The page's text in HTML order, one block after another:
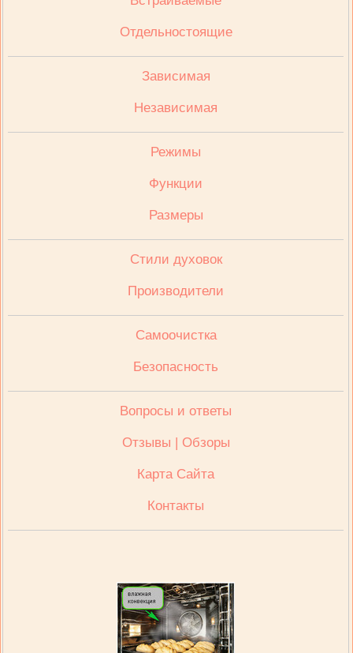
Отдельностоящие
Зависимая
Независимая
Режимы
Функции
Размеры
Стили духовок
Производители
Cамоочистка
Безопасность
Вопросы и ответы
Отзывы | Обзоры
Карта Сайта
Контакты